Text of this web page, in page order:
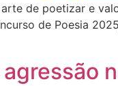
de poetizar e
de Poesia